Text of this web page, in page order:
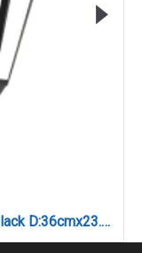
Redfish 1xE27 Outdoor Wall Lamp Black D:36cmx23.5cm (80202614)